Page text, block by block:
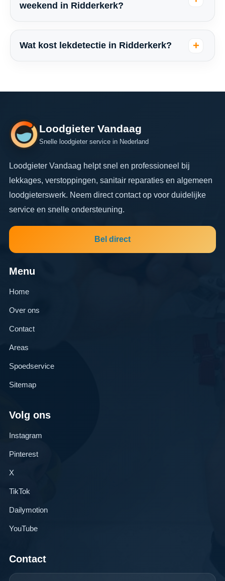
weekend in Ridderkerk?
Wat kost lekdetectie in Ridderkerk?
Loodgieter Vandaag
Snelle loodgieter service in Nederland
Loodgieter Vandaag helpt snel en professioneel bij
lekkages, verstoppingen, sanitair reparaties en algemeen
loodgieterswerk. Neem direct contact op voor duidelijke
service en snelle ondersteuning.
Bel direct
Menu
Home
Over ons
Contact
Areas
Spoedservice
Sitemap
Volg ons
Instagram
Pinterest
X
TikTok
Dailymotion
YouTube
Contact